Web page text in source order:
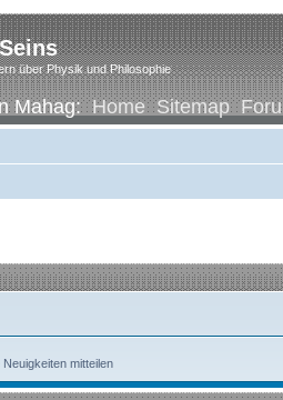
über Physik und Philosophie
Mahag:Home Sitemap
mitteilen